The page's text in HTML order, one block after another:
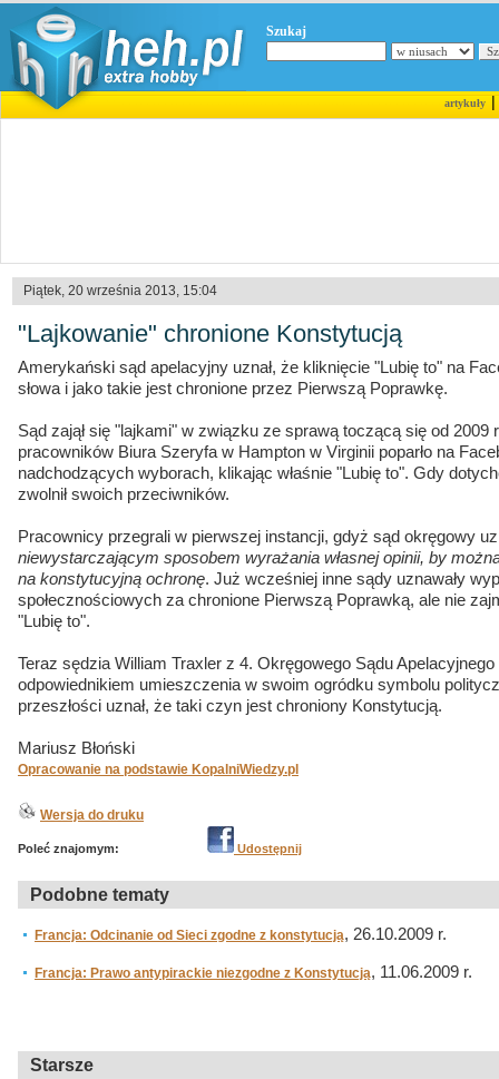
Szukaj
artykuły|
Piątek, 20 września 2013, 15:04
"Lajkowanie" chronione Konstytucją
Amerykański sąd apelacyjny uznał, że kliknięcie "Lubię to" na
słowa i jako takie jest chronione przez Pierwszą Poprawkę.
Sąd zajął się "lajkami" w związku ze sprawą toczącą się od
pracowników Biura Szeryfa w Hampton w Virginii poparło na
nadchodzących wyborach, klikając właśnie "Lubię to". Gdy
zwolnił swoich przeciwników.
Pracownicy przegrali w pierwszej instancji, gdyż sąd okręgowy
niewystarczającym sposobem wyrażania własnej opinii, by
na konstytucyjną ochronę. Już wcześniej inne sądy uznawały
społecznościowych za chronione Pierwszą Poprawką, ale nie
"Lubię to".
Teraz sędzia William Traxler z 4. Okręgowego Sądu
odpowiednikiem umieszczenia w swoim ogródku symbolu
przeszłości uznał, że taki czyn jest chroniony Konstytucją.
Mariusz Błoński
Opracowanie na podstawie KopalniWiedzy.pl
Wersja do druku
Poleć znajomym: Udostępnij
Podobne tematy
Francja: Odcinanie od Sieci zgodne z konstytucją, 26.10.2009 r.
Francja: Prawo antypirackie niezgodne z Konstytucją, 11.06.2009 r.
Starsze